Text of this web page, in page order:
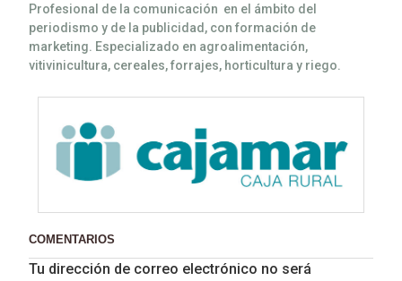
Profesional de la comunicación en el ámbito del
periodismo y de la publicidad, con formación de
marketing. Especializado en agroalimentación,
vitivinicultura, cereales, forrajes, horticultura y riego.
COMENTARIOS
Tu dirección de correo electrónico no será